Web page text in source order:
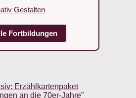
Gestalten
Fortbildungen